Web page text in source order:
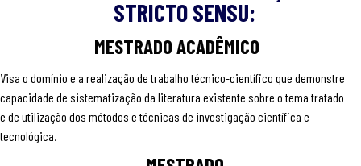
STRICTO SENSU:
MESTRADO ACADÊMICO
Visa o domínio e a realização de trabalho técnico-científico que demonstre
capacidade de sistematização da literatura existente sobre o tema tratado
e de utilização dos métodos e técnicas de investigação científica e
tecnológica.